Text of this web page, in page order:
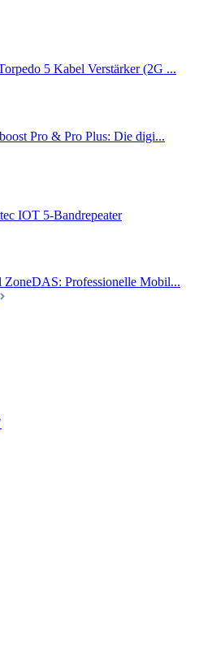
5 Kabel Verstärker (2G ...
Pro & Pro Plus: Die digi...
IOT 5-Bandrepeater
ZoneDAS: Professionelle Mobil...